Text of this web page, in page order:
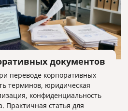
документов
переводе корпоративных
терминов, юридическая
конфиденциальность
Практичная статья для